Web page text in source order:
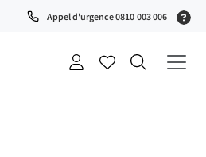
Appel d'urgence 0810 003 006